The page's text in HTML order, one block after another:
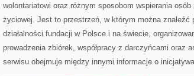
wolontariatowi oraz różnym sposobom wspierania
życiowej. Jest to przestrzeń, w którym można znaleźć
działalności fundacji w Polsce i na świecie,
prowadzenia zbiórek, współpracy z darczyńcami oraz
serwisu obejmuje między innymi informacje o